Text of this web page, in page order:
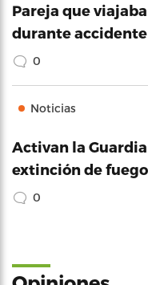
Pareja que
durante accidente
0
Noticias
Activan la
extinción de
0